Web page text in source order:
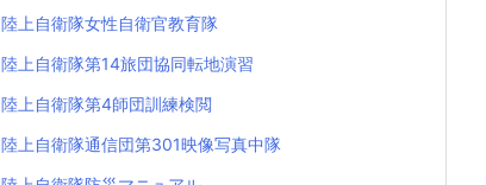
陸上自衛隊女性自衛官教育隊
陸上自衛隊第14旅団協同転地演習
陸上自衛隊第4師団訓練検閲
陸上自衛隊通信団第301映像写真中隊